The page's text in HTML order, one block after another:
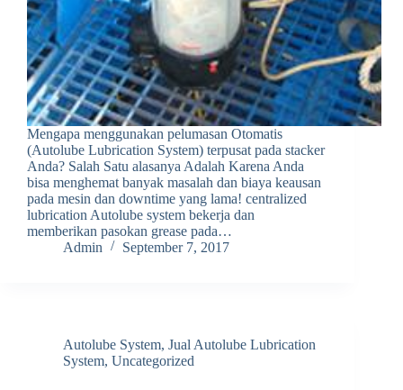
Mengapa menggunakan pelumasan Otomatis
(Autolube Lubrication System) terpusat pada stacker
Anda? Salah Satu alasanya Adalah Karena Anda
bisa menghemat banyak masalah dan biaya keausan
pada mesin dan downtime yang lama! centralized
lubrication Autolube system bekerja dan
memberikan pasokan grease pada…
Admin
September 7, 2017
Autolube System, Jual Autolube Lubrication
System, Uncategorized